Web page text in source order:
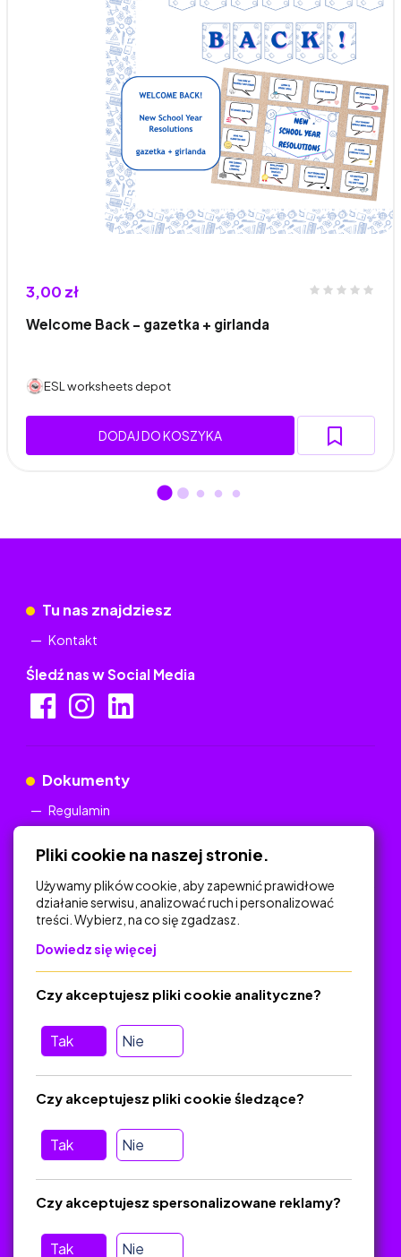
3,00 zł
Welcome Back - gazetka + girlanda
ESL worksheets depot
DODAJ DO KOSZYKA
Tu nas znajdziesz
Kontakt
Śledź nas w Social Media
Dokumenty
Regulamin
Na skróty
Polityka Prywatności
Regulamin
O platformie
Baza materiałów dydaktycznych
Jak zostać autorem
FAQ
wiadomość nie trafiła do folderu SPAM)
Pliki cookie na naszej stronie.
Używamy plików cookie, aby zapewnić prawidłowe
działanie serwisu, analizować ruch i personalizować
treści. Wybierz, na co się zgadzasz.
Dowiedz się więcej
Tak Nie
Czy akceptujesz pliki cookie analityczne?
Tak Nie
Czy akceptujesz pliki cookie śledzące?
Tak Nie
Czy akceptujesz spersonalizowane reklamy?